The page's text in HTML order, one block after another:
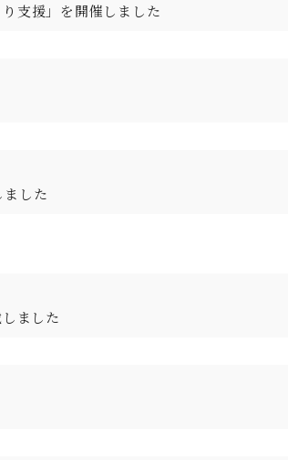
支援」を開催しました
した
ました